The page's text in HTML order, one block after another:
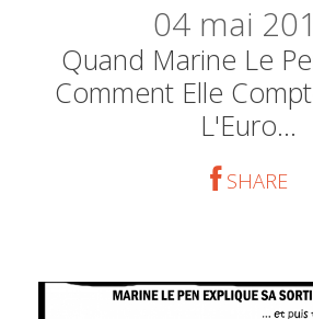
04 mai
Quand Marine Le
Comment Elle
L'Euro...
SHARE